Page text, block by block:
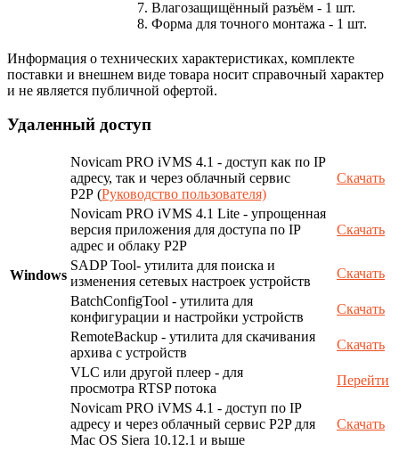
7. Влагозащищённый разъём - 1 шт.
8. Форма для точного монтажа - 1 шт.
Информация о технических характеристиках, комплекте
поставки и внешнем виде товара носит справочный характер
и не является публичной офертой.
Удаленный доступ
Windows
Novicam PRO iVMS 4.1 - доступ как по IP
адресу, так и через облачный сервис
P2P (Руководство пользователя)
Скачать
Novicam PRO iVMS 4.1 Lite - упрощенная
версия приложения для доступа по IP
адрес и облаку P2P
Скачать
SADP Tool- утилита для поиска и
изменения сетевых настроек устройств
Скачать
BatchConfigTool - утилита для
конфигурации и настройки устройств
Скачать
RemoteBackup - утилита для скачивания
архива с устройств
Скачать
VLC или другой плеер - для
просмотра RTSP потока
Перейти
Novicam PRO iVMS 4.1 - доступ по IP
адресу и через облачный сервис P2P для
Mac OS Siera 10.12.1 и выше
Скачать